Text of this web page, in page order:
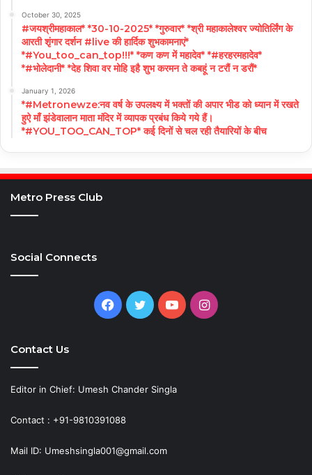
October 30, 2025
#जयश्रीमहाकाल* *30-10-2025* *गुरुवार* *श्री महाकालेश्वर ज्योतिर्लिंग के
आरती शृंगार दर्शन #live की हार्दिक शुभकामनाएं*
*#You_too_can_top!!!* *कण कण में महादेव* *#हरहरमहादेव*
*#भोलेदानी* *देह शिवा वर मोहि इहै शुभ करमन ते कबहूं न टरौं न डरौं*
January 1, 2026
*#Metronewze:नव वर्ष के उपलक्ष्य में भक्तों की अपार भीड को ध्यान में रखते
हुऐ माँ झंडेवालान माता मंदिर में व्यापक प्रबंध किये गये हैं।
*#YOU_TOO_CAN_TOP* कई दिनों से चल रही तैयारियों के बीच
Metro Press Club
Social Connects
Facebook
TwitterYouTubeInstagram
Contact Us
Editor in Chief: Umesh Chander Singla
Contact : +91-9810391088
Mail ID: Umeshsingla001@gmail.com